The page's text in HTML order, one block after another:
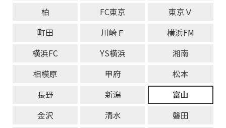
柏
FC東京
東京Ｖ
町田
川崎Ｆ
横浜FM
横浜FC
YS横浜
湘南
相模原
甲府
松本
長野
新潟
富山
金沢
清水
磐田